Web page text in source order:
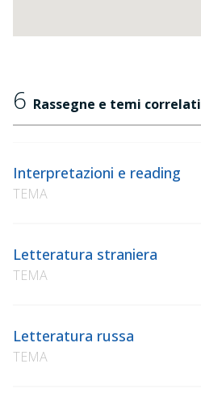
6 Rassegne e temi correlati
Interpretazioni e reading
TEMA
Letteratura straniera
TEMA
Letteratura russa
TEMA